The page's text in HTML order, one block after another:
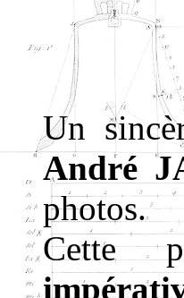
Un
André
photos.
Cette